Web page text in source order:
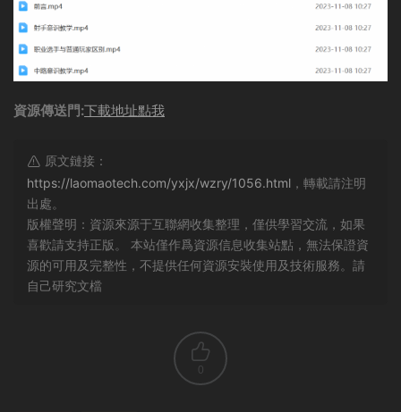
資源傳送門:下載地址點我
原文鏈接：
https://laomaotech.com/yxjx/wzry/1056.html ，轉載請注明
出處。
版權聲明：資源來源于互聯網收集整理，僅供學習交流，如果
喜歡請支持正版。 本站僅作爲資源信息收集站點，無法保證資
源的可用及完整性，不提供任何資源安裝使用及技術服務。請
自己研究文檔
0